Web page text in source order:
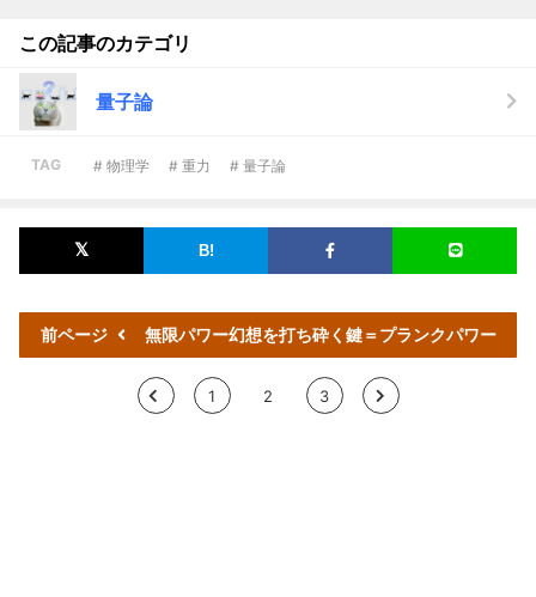
この記事のカテゴリ
量子論
TAG # 物理学 # 重力 # 量子論
前ページ 無限パワー幻想を打ち砕く鍵＝プランクパワー
< 1 2 3 >